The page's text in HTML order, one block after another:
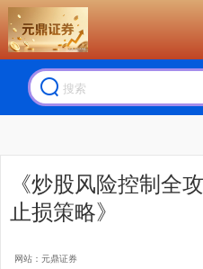
《炒股风险控制全
止损策略》
网站：元鼎证券